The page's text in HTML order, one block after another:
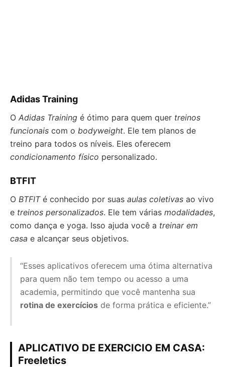
Adidas Training
O Adidas Training é ótimo para quem quer treinos
funcionais com o bodyweight. Ele tem planos de
treino para todos os níveis. Eles oferecem
condicionamento físico personalizado.
BTFIT
O BTFITé conhecido por suas aulas coletivas ao vivo
e treinos personalizados. Ele tem várias modalidades,
como dança e yoga. Isso ajuda você a treinar em
casa e alcançar seus objetivos.
“Esses aplicativos oferecem uma ótima alternativa
para quem não tem tempo ou acesso a uma
academia, permitindo que você mantenha sua
rotina de exercícios de forma prática e eficiente.”
APLICATIVO DE EXERCICIO EM CASA:
Freeletics